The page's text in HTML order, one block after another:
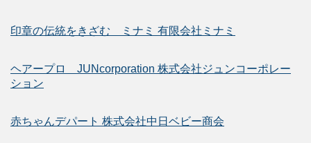
印章の伝統をきざむ ミナミ 有限会社ミナミ
ヘアープロ JUNcorporation 株式会社ジュンコーポレー
ション
赤ちゃんデパート 株式会社中日ベビー商会